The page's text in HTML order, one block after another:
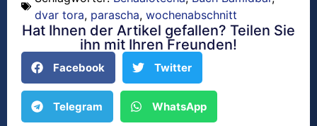
dvar tora, parascha, wochenabschnitt
Hat Ihnen der Artikel gefallen? Teilen Sie
ihn mit Ihren Freunden!
Facebook Twitter
Telegram WhatsApp